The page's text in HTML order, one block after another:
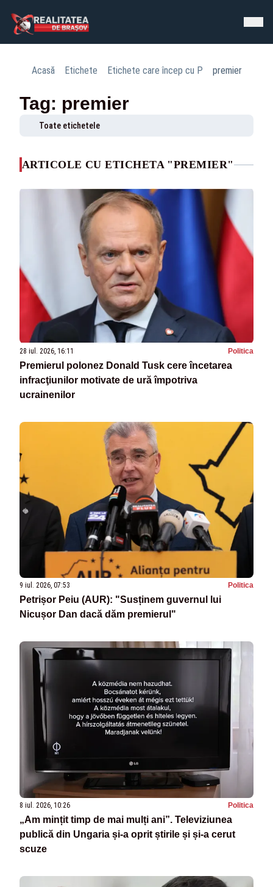
Acasă Etichete Etichete care încep cu P premier
Tag: premier
Toate etichetele
ARTICOLE CU ETICHETA "PREMIER"
28 iul. 2026, 16:11 Politica
Premierul polonez Donald Tusk cere încetarea
infracţiunilor motivate de ură împotriva
ucrainenilor
9 iul. 2026, 07:53 Politica
Petrișor Peiu (AUR): "Susținem guvernul lui
Nicușor Dan dacă dăm premierul"
8 iul. 2026, 10:26 Politica
„Am mințit timp de mai mulți ani”. Televiziunea
publică din Ungaria și-a oprit știrile și și-a cerut
scuze